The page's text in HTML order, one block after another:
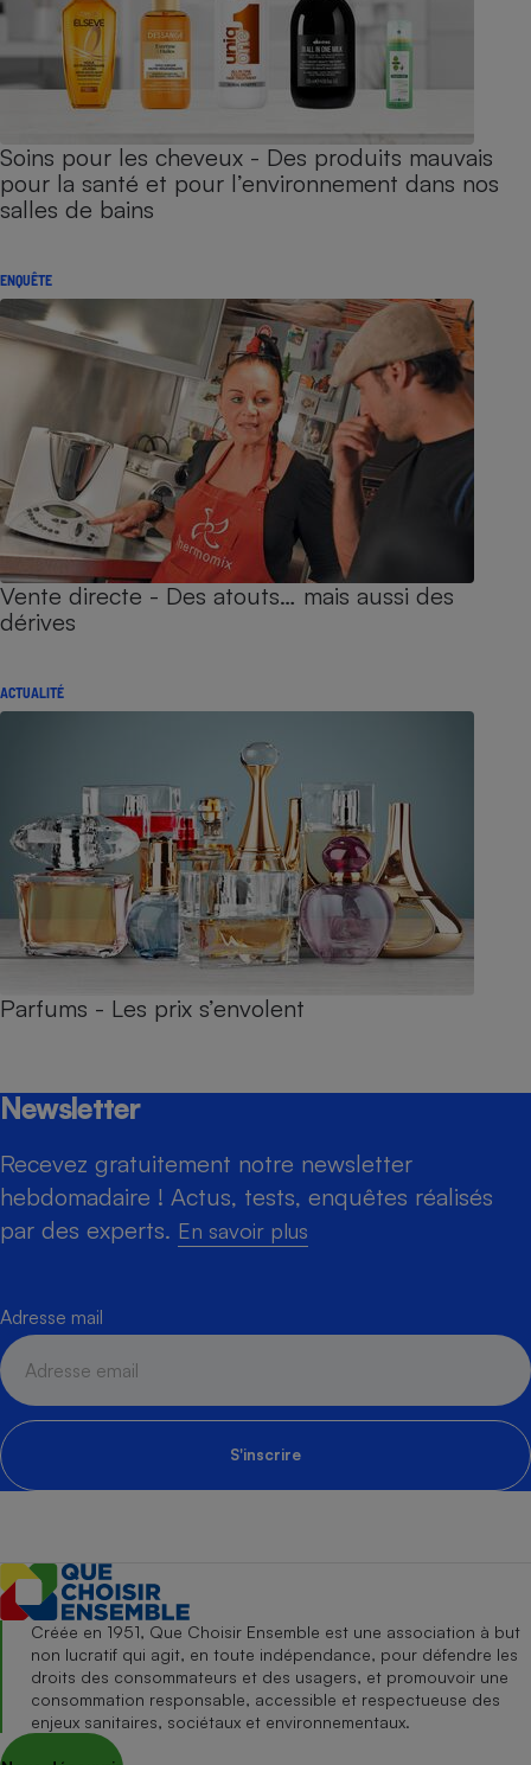
Soins pour les cheveux - Des produits mauvais
pour la santé et pour l’environnement dans nos
salles de bains
ENQUÊTE
Vente directe - Des atouts… mais aussi des
dérives
ACTUALITÉ
Parfums - Les prix s’envolent
Newsletter
Recevez gratuitement notre newsletter
hebdomadaire ! Actus, tests, enquêtes réalisés
par des experts. En savoir plus
Adresse mail
S'inscrire
Créée en 1951, Que Choisir Ensemble est une association à but
non lucratif qui agit, en toute indépendance, pour défendre les
droits des consommateurs et des usagers, et promouvoir une
consommation responsable, accessible et respectueuse des
enjeux sanitaires, sociétaux et environnementaux.